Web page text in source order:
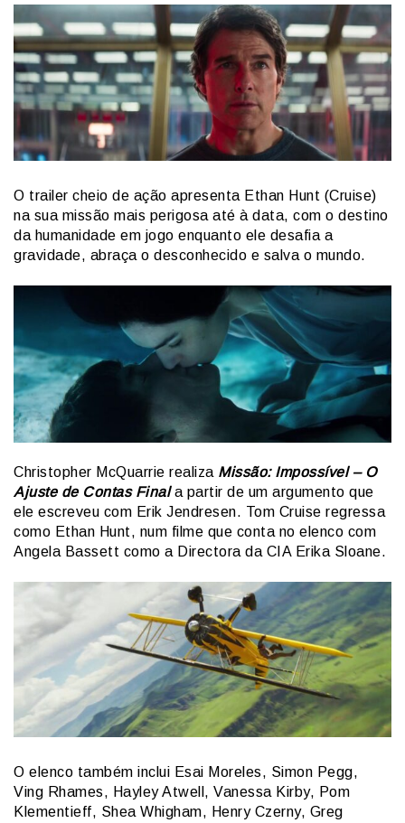
O trailer cheio de ação apresenta Ethan Hunt (Cruise)
na sua missão mais perigosa até à data, com o destino
da humanidade em jogo enquanto ele desafia a
gravidade, abraça o desconhecido e salva o mundo.
Christopher McQuarrie realiza Missão: Impossível – O
Ajuste de Contas Finala partir de um argumento que
ele escreveu com Erik Jendresen. Tom Cruise regressa
como Ethan Hunt, num filme que conta no elenco com
Angela Bassett como a Directora da CIA Erika Sloane.
O elenco também inclui Esai Moreles, Simon Pegg,
Ving Rhames, Hayley Atwell, Vanessa Kirby, Pom
Klementieff, Shea Whigham, Henry Czerny, Greg